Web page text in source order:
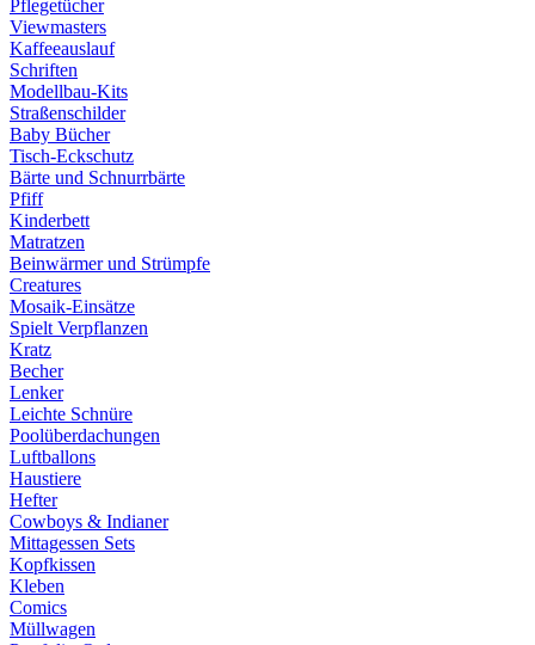
Pflegetücher
Viewmasters
Kaffeeauslauf
Schriften
Modellbau-Kits
Straßenschilder
Baby Bücher
Tisch-Eckschutz
Bärte und Schnurrbärte
Pfiff
Kinderbett
Matratzen
Beinwärmer und Strümpfe
Creatures
Mosaik-Einsätze
Spielt Verpflanzen
Kratz
Becher
Lenker
Leichte Schnüre
Poolüberdachungen
Luftballons
Haustiere
Hefter
Cowboys & Indianer
Mittagessen Sets
Kopfkissen
Kleben
Comics
Müllwagen